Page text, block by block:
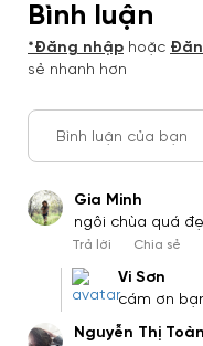
Bình luận
*Đăng nhập hoặc
sẻ nhanh hơn
Bình luận của bạn
Gia Minh
ngôi chùa quá
Trả lời Chia sẻ
Vi Sơn
cám ơn
Nguyễn Thị Toàn